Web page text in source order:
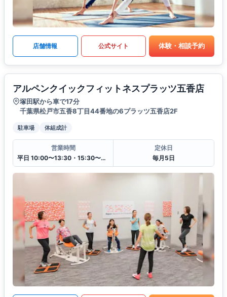
店舗情報 公式サイト 体験・相談予約
アルペンクイックフィットネスプラッツ五香店
塚田駅から車で17分
千葉県松戸市五香8丁目44番地の6プラッツ五香店2F
駐車場 体組成計
営業時間
平日 10:00〜13:30・15:30〜20:00
定休日
毎月5日